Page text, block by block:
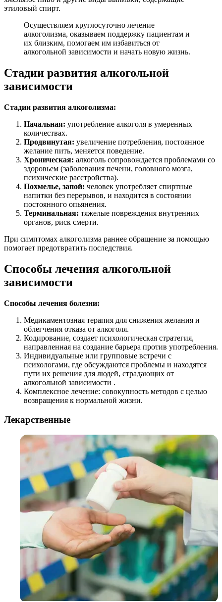
этиловый спирт.
Осуществляем круглосуточно лечение
алкоголизма, оказываем поддержку пациентам и
их близким, помогаем им избавиться от
алкогольной зависимости и начать новую жизнь.
Стадии развития алкогольной
зависимости
Стадии развития алкоголизма:
Начальная: употребление алкоголя в умеренных
количествах.
Продвинутая: увеличение потребления, постоянное
желание пить, меняется поведение.
Хроническая: алкоголь сопровождается проблемами со
здоровьем (заболевания печени, головного мозга,
психические расстройства).
Похмелье, запой: человек употребляет спиртные
напитки без перерывов, и находится в состоянии
постоянного опьянения.
Терминальная: тяжелые повреждения внутренних
органов, риск смерти.
При симптомах алкоголизма раннее обращение за помощью
помогает предотвратить последствия.
Способы лечения алкогольной
зависимости
Способы лечения болезни:
Медикаментозная терапия для снижения желания и
облегчения отказа от алкоголя.
Кодирование, создает психологическая стратегия,
направленная на создание барьера против употребления.
Индивидуальные или групповые встречи с
психологами, где обсуждаются проблемы и находятся
пути их решения для людей, страдающих от
алкогольной зависимости .
Комплексное лечение: совокупность методов с целью
возвращения к нормальной жизни.
Лекарственные